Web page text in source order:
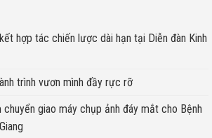
hợp tác chiến lược dài hạn tại Diễn đàn Kinh
trình vươn mình đầy rực rỡ
chuyển giao máy chụp ảnh đáy mắt cho Bệnh